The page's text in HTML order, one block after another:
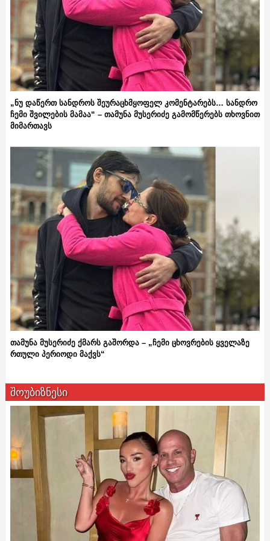
„ნუ დაწერთ სანდროს შეურაცხმყოფელ კომენტარებს… სანდრო
ჩემი შვილების მამაა“ – თამუნა მუსერიძე გამომწერებს თხოვნით
მიმართავს
თამუნა მუსერიძე ქმარს გაშორდა – „ჩემი ცხოვრების ყველაზე
რთული პერიოდი მაქვს“
შოუბიზნესი